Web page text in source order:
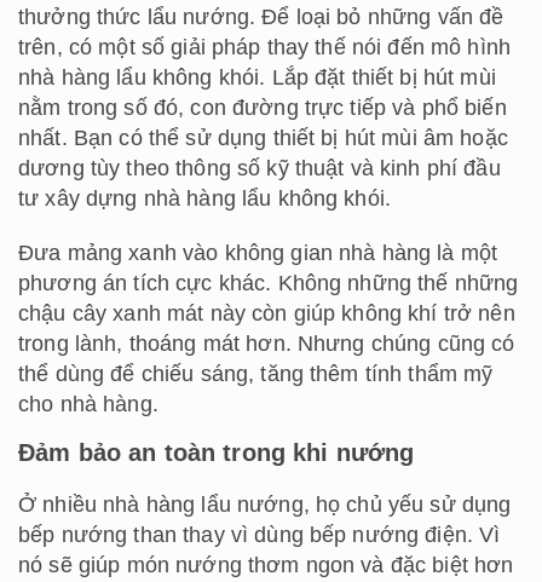
thưởng thức lẩu nướng. Để loại bỏ những vấn đề
trên, có một số giải pháp thay thế nói đến mô hình
nhà hàng lẩu không khói. Lắp đặt thiết bị hút mùi
nằm trong số đó, con đường trực tiếp và phổ biến
nhất. Bạn có thể sử dụng thiết bị hút mùi âm hoặc
dương tùy theo thông số kỹ thuật và kinh phí đầu
tư xây dựng nhà hàng lẩu không khói.
Đưa mảng xanh vào không gian nhà hàng là một
phương án tích cực khác. Không những thế những
chậu cây xanh mát này còn giúp không khí trở nên
trong lành, thoáng mát hơn. Nhưng chúng cũng có
thể dùng để chiếu sáng, tăng thêm tính thẩm mỹ
cho nhà hàng.
Đảm bảo an toàn trong khi nướng
Ở nhiều nhà hàng lẩu nướng, họ chủ yếu sử dụng
bếp nướng than thay vì dùng bếp nướng điện. Vì
nó sẽ giúp món nướng thơm ngon và đặc biệt hơn